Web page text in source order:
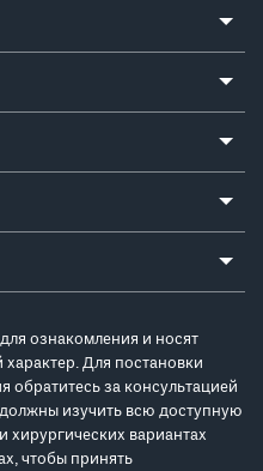
ознакомления и носят
Для постановки
обратитесь за консультацией
изучить всю доступную
вариантах
чтобы принять